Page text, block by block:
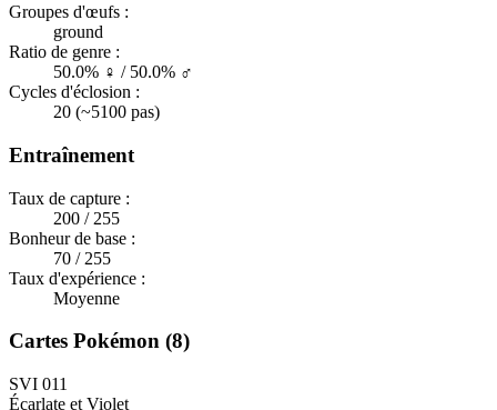
Groupes d'œufs :
ground
Ratio de genre :
50.0% ♀ / 50.0% ♂
Cycles d'éclosion :
20 (~5100 pas)
Entraînement
Taux de capture :
200 / 255
Bonheur de base :
70 / 255
Taux d'expérience :
Moyenne
Cartes Pokémon (8)
SVI 011
Écarlate et Violet